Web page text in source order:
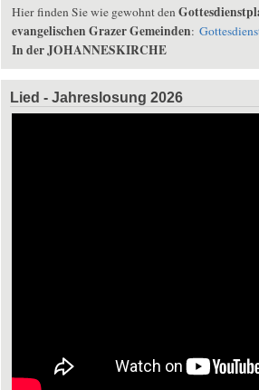
Hier finden Sie wie gewohnt den
evangelischen Grazer Gemeinden:
In der JOHANNESKIRCHE
Lied - Jahreslosung 2026